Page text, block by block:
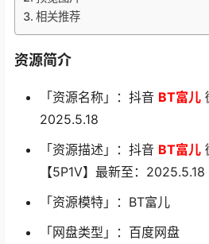
相关推荐
资源简介
「资源名称」：抖音 BT富儿
2025.5.18
「资源描述」：抖音 BT富儿
【5P1V】最新至：2025.5.18
「资源模特」：BT富儿
「网盘类型」：百度网盘